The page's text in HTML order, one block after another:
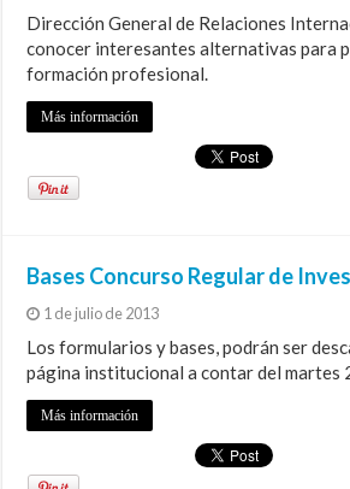
Dirección General de Relaciones
conocer interesantes alternativas para
formación profesional.
Más información
Bases Concurso Regular de
1 de julio de 2013
Los formularios y bases, podrán ser
página institucional a contar del martes
Más información